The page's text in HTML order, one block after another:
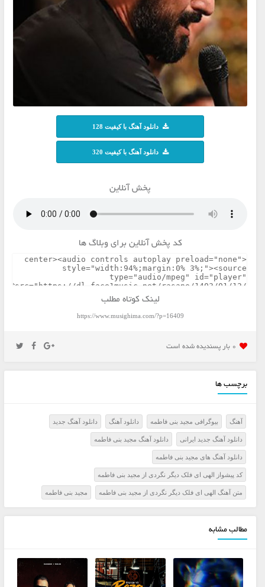
دانلود آهنگ با کیفیت 128
دانلود آهنگ با کیفیت 320
پخش آنلاین
کد پخش آنلاین برای وبلاگ ها
لینک کوتاه مطلب
https://www.musighima.com/?p=16409
0 بار پسنديده شده است
برچسب ها
آهنگ بیوگرافی مجید بنی فاطمه دانلود آهنگ دانلود آهنگ جدید
دانلود آهنگ جدید ایرانی دانلود آهنگ مجید بنی فاطمه
دانلود آهنگ های مجید بنی فاطمه
کد پیشواز الهی ای فلک دیگر نگردی از مجید بنی فاطمه
متن آهنگ الهی ای فلک دیگر نگردی از مجید بنی فاطمه مجید بنی فاطمه
مطالب مشابه